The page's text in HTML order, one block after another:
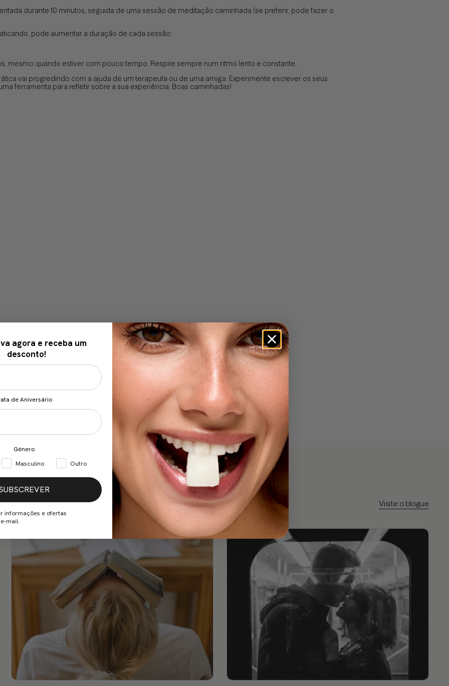
durante 10 minutos, seguida de uma sessão de meditação caminhada (se preferir, pode fazer o
pode aumentar a duração de cada sessão;
mesmo quando estiver com pouco tempo. Respire sempre num ritmo lento e constante.
vai progredindo com a ajuda de um terapeuta ou de uma amiga. Experimente escrever os seus
ferramenta para refletir sobre a sua experiência. Boas caminhadas!
Visite o blogue
agora e receba um
desconto!
de Aniversário
Género
Masculino Outro
informações e ofertas
mail.